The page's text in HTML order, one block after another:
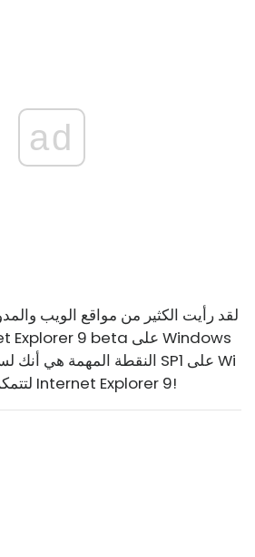
ad
لقد رأيت الكثير من مواقع الويب
ndows 7 لتتمكن من تثبيت Internet Explorer 9!